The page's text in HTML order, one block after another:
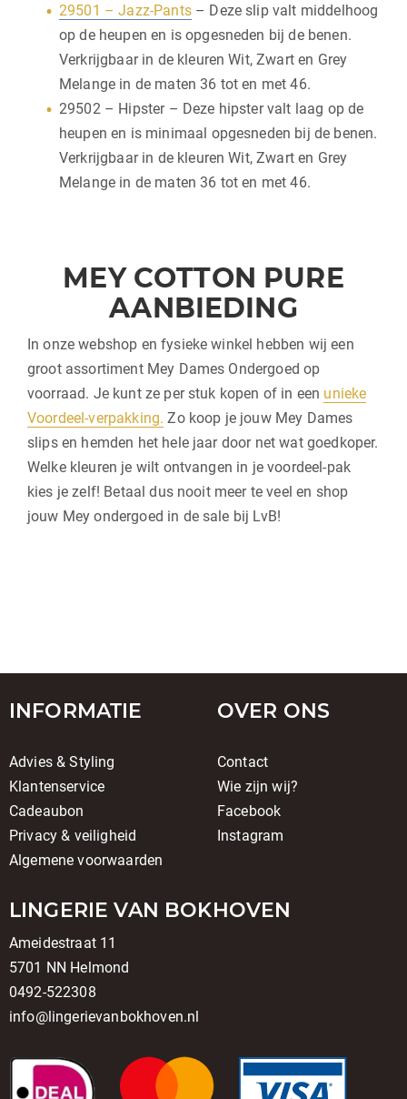
29501 – Jazz-Pants– Deze slip valt middelhoog
op de heupen en is opgesneden bij de benen.
Verkrijgbaar in de kleuren Wit, Zwart en Grey
Melange in de maten 36 tot en met 46.
29502 – Hipster – Deze hipster valt laag op de
heupen en is minimaal opgesneden bij de benen.
Verkrijgbaar in de kleuren Wit, Zwart en Grey
Melange in de maten 36 tot en met 46.
MEY COTTON PURE
AANBIEDING
In onze webshop en fysieke winkel hebben wij een
groot assortiment Mey Dames Ondergoed op
voorraad. Je kunt ze per stuk kopen of in een unieke
Voordeel-verpakking. Zo koop je jouw Mey Dames
slips en hemden het hele jaar door net wat goedkoper.
Welke kleuren je wilt ontvangen in je voordeel-pak
kies je zelf! Betaal dus nooit meer te veel en shop
jouw Mey ondergoed in de sale bij LvB!
INFORMATIE
Advies & Styling
Klantenservice
Cadeaubon
Privacy & veiligheid
Algemene voorwaarden
OVER ONS
Contact
Wie zijn wij?
Facebook
Instagram
LINGERIE VAN BOKHOVEN
Ameidestraat 11
5701 NN Helmond
0492-522308
info@lingerievanbokhoven.nl